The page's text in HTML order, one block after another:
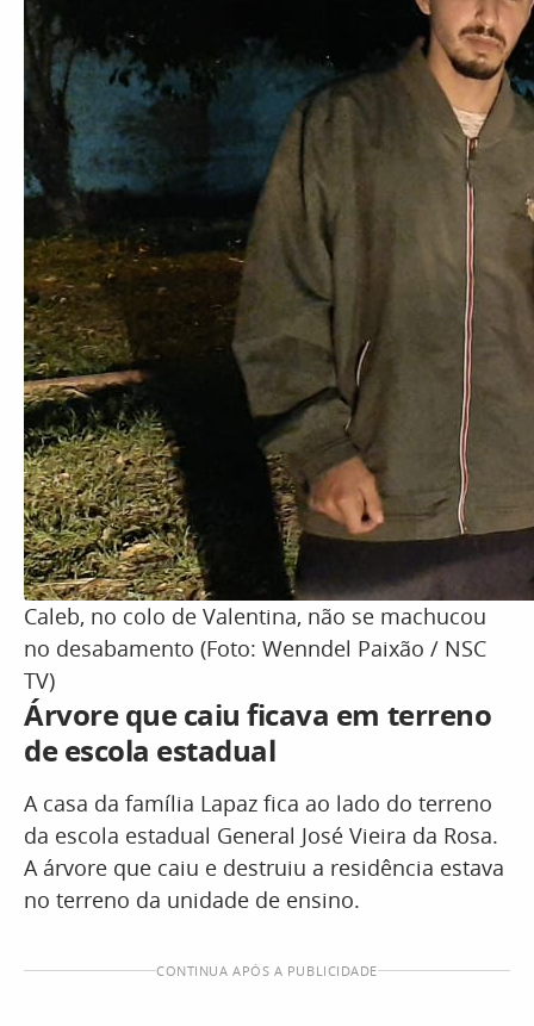
Caleb, no colo de Valentina, não se machucou
no desabamento (Foto: Wenndel Paixão / NSC
TV)
Árvore que caiu ficava em terreno
de escola estadual
A casa da família Lapaz fica ao lado do terreno
da escola estadual General José Vieira da Rosa.
A árvore que caiu e destruiu a residência estava
no terreno da unidade de ensino.
CONTINUA APÓS A PUBLICIDADE